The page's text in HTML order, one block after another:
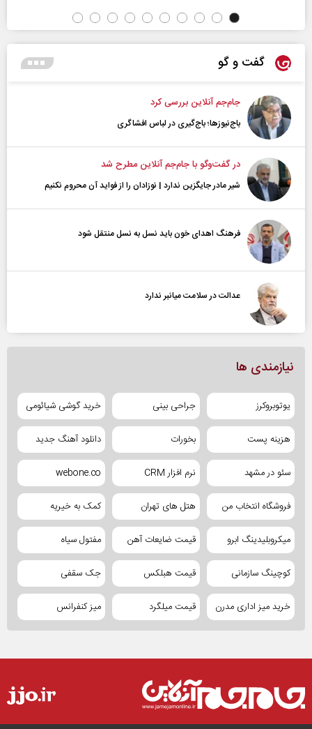
گفت و گو
جام‌جم آنلاین بررسی کرد
باج‌نیوزها؛ باج‌گیری در لباس افشاگری
در گفت‌و‌گو با جام‌جم آنلاین مطرح شد
شیر مادر جایگزین ندارد | نوزادان را از فواید آن محروم نکنیم
فرهنگ اهدای خون باید نسل به نسل منتقل شود
عدالت در سلامت میانبر ندارد
نیازمندی ها
یوتوبروکرز جراحی بینی خرید گوشی شیائومی
هزینه پست بخورات دانلود آهنگ جدید
سئو در مشهد نرم افزار CRM webone.co
فروشگاه انتخاب من هتل های تهران کمک به خیریه
میکروبلیدینگ ابرو قیمت ضایعات آهن مفتول سیاه
کوچینگ سازمانی قیمت هبلکس جک سقفی
خرید میز اداری مدرن قیمت میلگرد میز کنفرانس